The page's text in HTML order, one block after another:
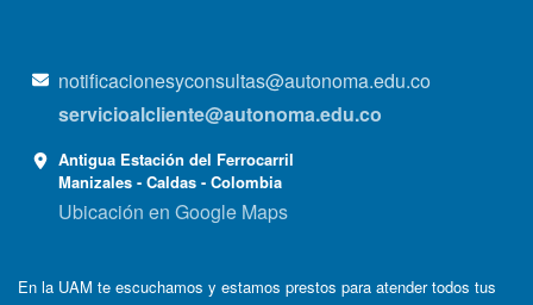
notificacionesyconsultas@autonoma.edu.co
servicioalcliente@autonoma.edu.co
Antigua Estación del Ferrocarril
Manizales - Caldas - Colombia
Ubicación en Google Maps
En la UAM te escuchamos y estamos prestos para atender todos tus